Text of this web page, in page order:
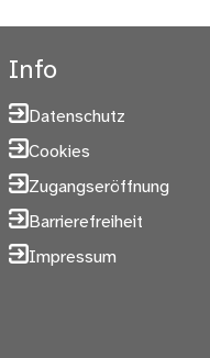
Info
Datenschutz
Cookies
Zugangseröffnung
Barrierefreiheit
Impressum